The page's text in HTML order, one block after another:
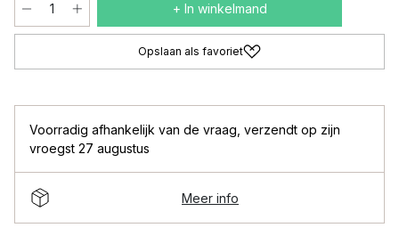
+ In winkelmand
Opslaan als favoriet
Voorradig afhankelijk van de vraag verzendt op zijn
vroegst 27 augustus
Meer info